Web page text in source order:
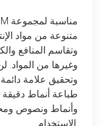
متنوعة من مواد
وتقاسم المنافع
وغيرها من المواد.
وتحقيق علامة
طباعة أنماط
وأنماط ونصوص